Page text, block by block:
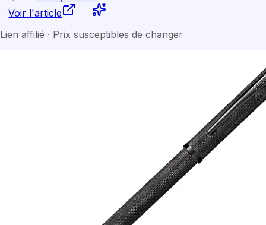
Voir l'article
Lien affilié · Prix susceptibles de changer